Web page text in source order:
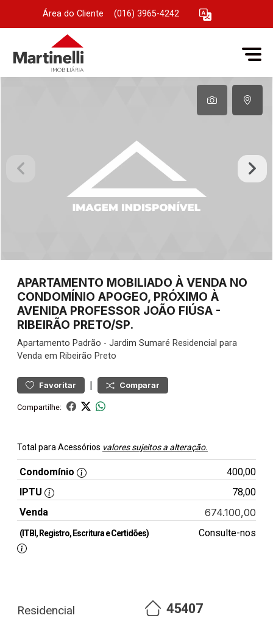
Área do Cliente (016) 3965-4242
APARTAMENTO MOBILIADO À VENDA NO
CONDOMÍNIO APOGEO, PRÓXIMO À
AVENIDA PROFESSOR JOÃO FIÚSA -
RIBEIRÃO PRETO/SP.
Apartamento Padrão - Jardim Sumaré Residencial para
Venda em Ribeirão Preto
Favoritar | Comparar
Compartilhe:
Total para Acessórios valores sujeitos a alteração.
Condomínio
400,00
IPTU
78,00
Venda
674.100,00
(ITBI, Registro, Escritura e Certidões) Consulte-nos
Residencial 45407